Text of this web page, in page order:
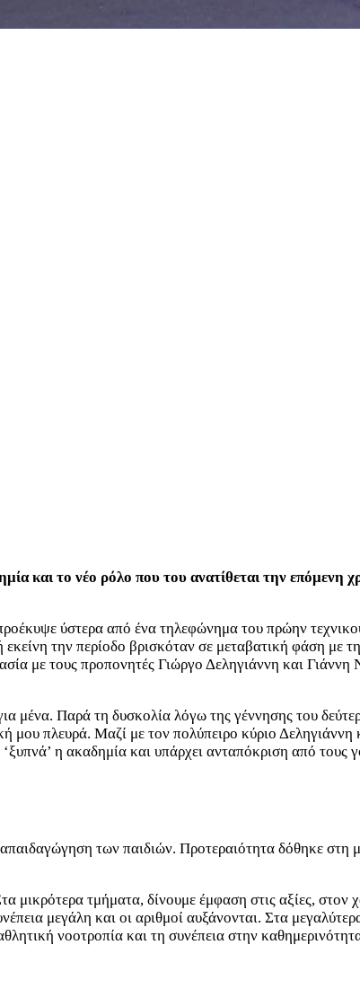
και το νέο ρόλο που του ανατίθεται την
ύστερα από ένα τηλεφώνημα του πρώην
την περίοδο βρισκόταν σε μεταβατική φάση με
με τους προπονητές Γιώργο Δεληγιάννη και
μένα. Παρά τη δυσκολία λόγω της γέννησης του
πλευρά. Μαζί με τον πολύπειρο κύριο
η ακαδημία και υπάρχει ανταπόκριση από τους
των παιδιών. Προτεραιότητα δόθηκε
μικρότερα τμήματα, δίνουμε έμφαση στις αξίες,
μεγάλη και οι αριθμοί αυξάνονται. Στα
νοοτροπία και τη συνέπεια στην